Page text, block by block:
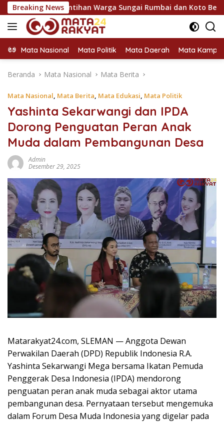
Langsung
ke
konten
Breaking News
Warga Sungai Rumbai dan Koto Besar via Reses
Mata Nasional Mata Politik Mata Daerah Mata
Beranda Mata Nasional Mata Berita
Mata Nasional, Mata Berita, Mata Edukasi, Mata Politik
Yashinta Sekarwangi dan IPDA
Dorong Penguatan Peran Anak
Muda dalam Pembangunan Desa
Admin
Desember 29, 2025
Matarakyat24.com, SLEMAN — Anggota Dewan
Perwakilan Daerah (DPD) Republik Indonesia R.A.
Yashinta Sekarwangi Mega bersama Ikatan Pemuda
Penggerak Desa Indonesia (IPDA) mendorong
penguatan peran anak muda sebagai aktor utama
pembangunan desa. Pernyataan tersebut mengemuka
dalam Forum Desa Muda Indonesia yang digelar pada